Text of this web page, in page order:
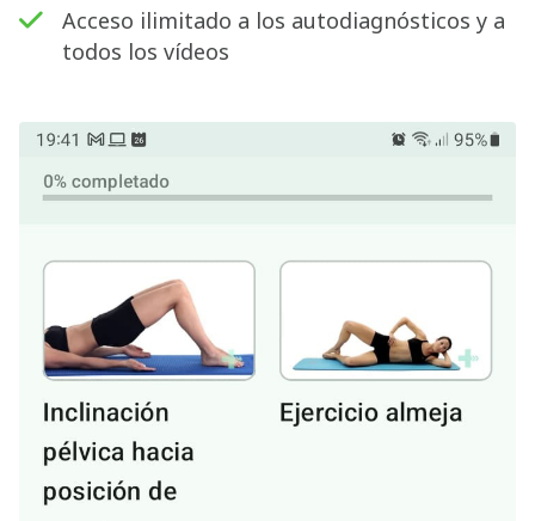
Acceso ilimitado a los autodiagnósticos y a
todos los vídeos